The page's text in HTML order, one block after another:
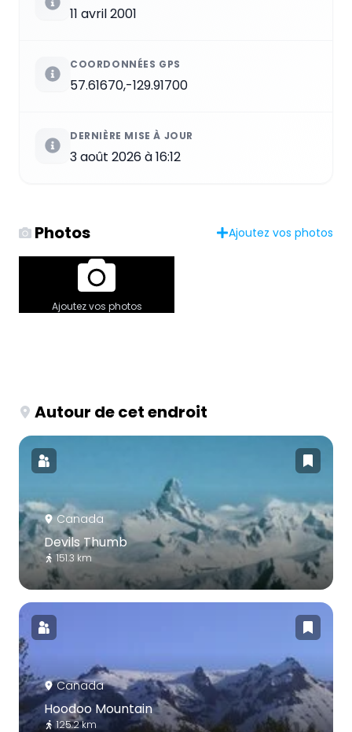
11 avril 2001
COORDONNÉES GPS
57.61670,-129.91700
DERNIÈRE MISE À JOUR
3 août 2026 à 16:12
Photos Ajoutez vos photos
Ajoutez vos photos
Autour de cet endroit
Canada
Devils Thumb
151.3 km
Canada
Hoodoo Mountain
125.2 km